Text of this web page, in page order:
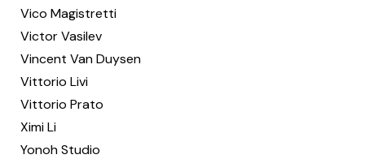
Vico Magistretti
Victor Vasilev
Vincent Van Duysen
Vittorio Livi
Vittorio Prato
Ximi Li
Yonoh Studio